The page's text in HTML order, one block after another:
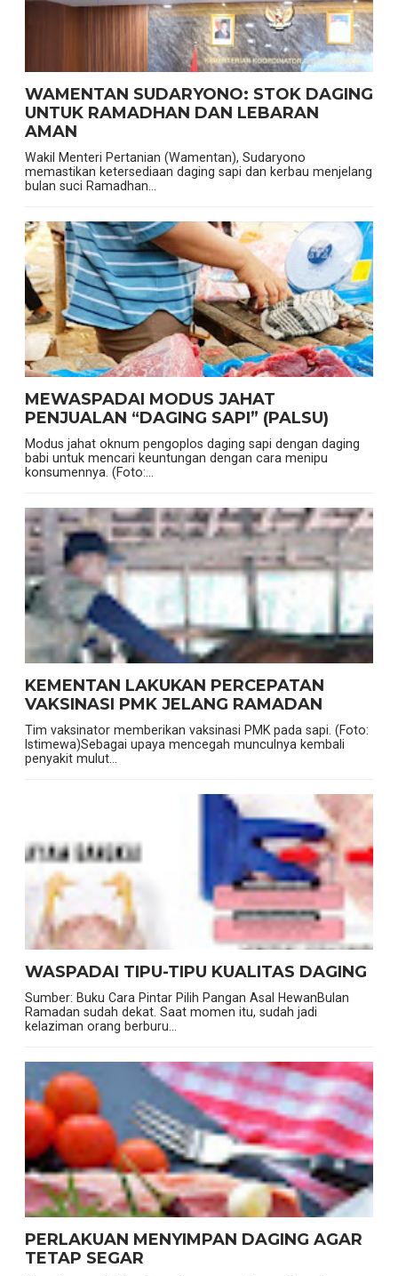
WAMENTAN SUDARYONO: STOK DAGING
UNTUK RAMADHAN DAN LEBARAN
AMAN
Wakil Menteri Pertanian (Wamentan), Sudaryono
memastikan ketersediaan daging sapi dan kerbau menjelang
bulan suci Ramadhan...
MEWASPADAI MODUS JAHAT
PENJUALAN “DAGING SAPI” (PALSU)
Modus jahat oknum pengoplos daging sapi dengan daging
babi untuk mencari keuntungan dengan cara menipu
konsumennya. (Foto:...
KEMENTAN LAKUKAN PERCEPATAN
VAKSINASI PMK JELANG RAMADAN
Tim vaksinator memberikan vaksinasi PMK pada sapi. (Foto:
Istimewa)Sebagai upaya mencegah munculnya kembali
penyakit mulut...
WASPADAI TIPU-TIPU KUALITAS DAGING
Sumber: Buku Cara Pintar Pilih Pangan Asal HewanBulan
Ramadan sudah dekat. Saat momen itu, sudah jadi
kelaziman orang berburu...
PERLAKUAN MENYIMPAN DAGING AGAR
TETAP SEGAR